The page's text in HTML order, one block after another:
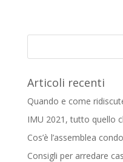
Articoli recenti
Quando e come
IMU 2021, tutto quello
Cos’è l’assemblea
Consigli per arredare